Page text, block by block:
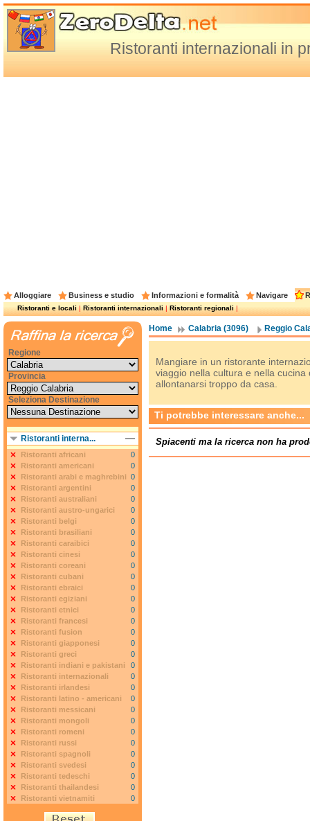
Ristoranti internazionali in
Alloggiare Business e studio Informazioni e formalità Navigare
Ristoranti e locali|Ristoranti internazionali|Ristoranti regionali|
Home Calabria (3096) Reggio
Mangiare in un ristorante
viaggio nella cultura e nella
allontanarsi troppo da casa.
Ti potrebbe interessare anche...
Spiacenti ma la ricerca non ha
Regione
Provincia
Seleziona Destinazione
Ristoranti interna...
Ristoranti africani
0
Ristoranti americani
0
Ristoranti arabi e maghrebini 0
Ristoranti argentini
0
Ristoranti australiani
0
Ristoranti austro-ungarici
0
Ristoranti belgi
0
Ristoranti brasiliani
0
Ristoranti caraibici
0
Ristoranti cinesi
0
Ristoranti coreani
0
Ristoranti cubani
0
Ristoranti ebraici
0
Ristoranti egiziani
0
Ristoranti etnici
0
Ristoranti francesi
0
Ristoranti fusion
0
Ristoranti giapponesi
0
Ristoranti greci
0
Ristoranti indiani e pakistani
0
Ristoranti internazionali
0
Ristoranti irlandesi
0
Ristoranti latino - americani
0
Ristoranti messicani
0
Ristoranti mongoli
0
Ristoranti romeni
0
Ristoranti russi
0
Ristoranti spagnoli
0
Ristoranti svedesi
0
Ristoranti tedeschi
0
Ristoranti thailandesi
0
Ristoranti vietnamiti
0